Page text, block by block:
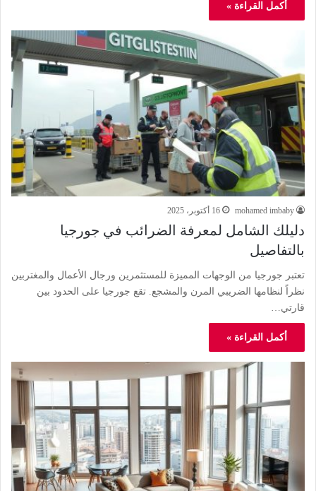
أكمل القراءة »
mohamed imbaby 16 أكتوبر، 2025
دليلك الشامل لمعرفة الضرائب في جورجيا
بالتفاصيل
تعتبر جورجيا من الوجهات المميزة للمستثمرين ورجال الأعمال والمغتربين
نظراً لنظامها الضريبي المرن والمشجع. تقع جورجيا على الحدود بين
قارتي…
أكمل القراءة »